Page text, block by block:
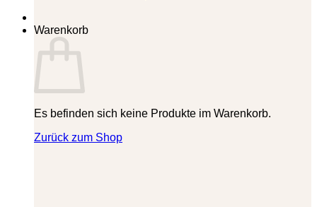
Warenkorb
Es befinden sich keine Produkte im Warenkorb.
Zurück zum Shop